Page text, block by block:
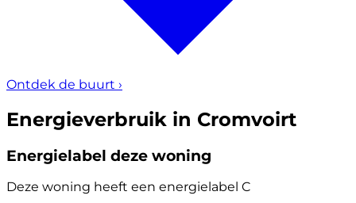
Ontdek de buurt ›
Energieverbruik in Cromvoirt
Energielabel deze woning
Deze woning heeft een energielabel C